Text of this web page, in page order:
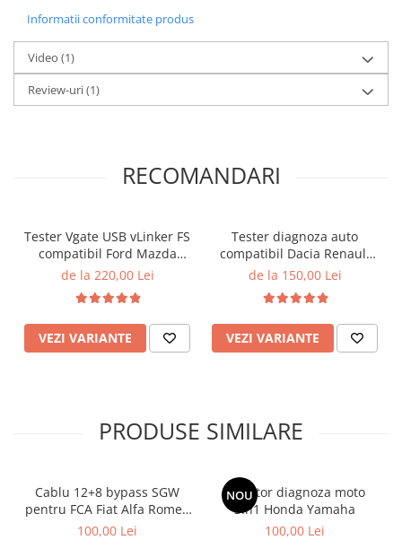
Informatii conformitate produs
Video (1)
Review-uri(1)
RECOMANDARI
Tester Vgate USB vLinker FS
compatibil Ford Mazda
Dacia Renault VAG RenoLink
de la 220,00 Lei
VEZI VARIANTE
Tester diagnoza auto
compatibil Dacia Renault
Nissan DDT4ALL
de la 150,00 Lei
VEZI VARIANTE
PRODUSE SIMILARE
Cablu 12+8 bypass SGW
pentru FCA Fiat Alfa Romeo
Lancia
100,00 Lei
NOU
Adaptor diagnoza moto
3in1 Honda Yamaha
100,00 Lei